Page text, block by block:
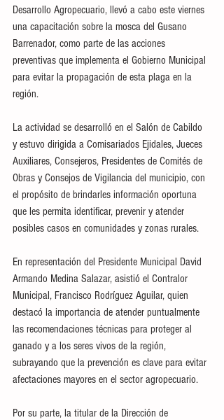
Desarrollo Agropecuario, llevó a cabo este viernes
una capacitación sobre la mosca del Gusano
Barrenador, como parte de las acciones
preventivas que implementa el Gobierno Municipal
para evitar la propagación de esta plaga en la
región.
La actividad se desarrolló en el Salón de Cabildo
y estuvo dirigida a Comisariados Ejidales, Jueces
Auxiliares, Consejeros, Presidentes de Comités de
Obras y Consejos de Vigilancia del municipio, con
el propósito de brindarles información oportuna
que les permita identificar, prevenir y atender
posibles casos en comunidades y zonas rurales.
En representación del Presidente Municipal David
Armando Medina Salazar, asistió el Contralor
Municipal, Francisco Rodríguez Aguilar, quien
destacó la importancia de atender puntualmente
las recomendaciones técnicas para proteger al
ganado y a los seres vivos de la región,
subrayando que la prevención es clave para evitar
afectaciones mayores en el sector agropecuario.
Por su parte, la titular de la Dirección de